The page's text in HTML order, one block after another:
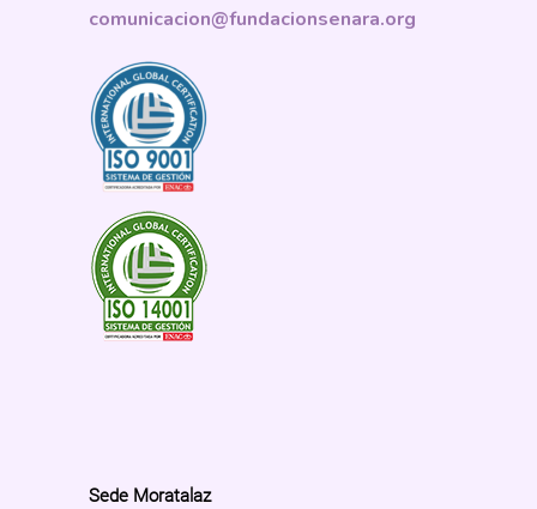
comunicacion@fundacionsenara.org
Sede Moratalaz